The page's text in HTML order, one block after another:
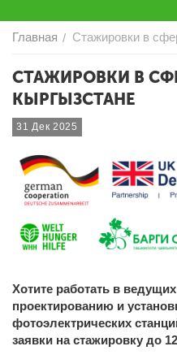
Главная / Стажировки в
СТАЖИРОВКИ В
КЫРГЫЗСТАНЕ
31 Дек 2025
Хотите работать в
проектированию и
фотоэлектрических
заявки на стажировку до